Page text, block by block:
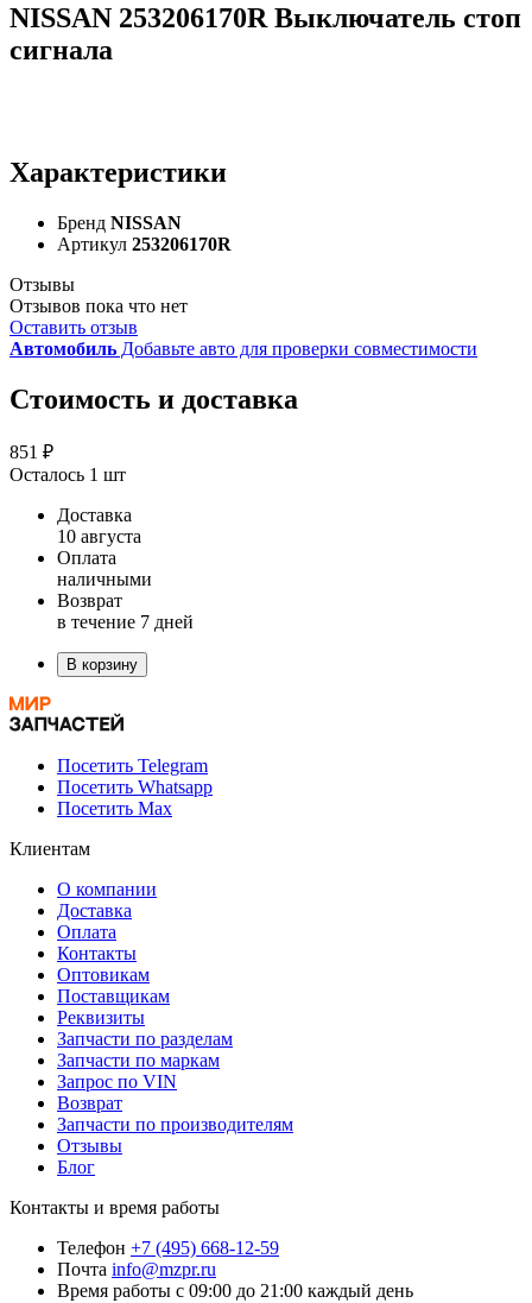
NISSAN 253206170R Выключатель стоп
сигнала
Характеристики
Бренд NISSAN
Артикул 253206170R
Отзывы
Отзывов пока что нет
Оставить отзыв
Автомобиль Добавьте авто для проверки совместимости
Стоимость и доставка
851 ₽
Осталось 1 шт
Доставка
10 августа
Оплата
наличными
Возврат
в течение 7 дней
В корзину
Посетить Telegram
Посетить Whatsapp
Посетить Max
Клиентам
О компании
Доставка
Оплата
Контакты
Оптовикам
Поставщикам
Реквизиты
Запчасти по разделам
Запчасти по маркам
Запрос по VIN
Возврат
Запчасти по производителям
Отзывы
Блог
Контакты и время работы
Телефон +7 (495) 668-12-59
Почта info@mzpr.ru
Время работы с 09:00 до 21:00 каждый день